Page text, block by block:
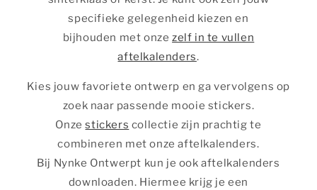
specifieke gelegenheid kiezen en
bijhouden met onzezelf in te vullen
aftelkalenders.
Kies jouw favoriete ontwerp en ga vervolgens op
zoek naar passende mooie stickers.
Onzestickers collectie zijn prachtig te
combineren met onze aftelkalenders.
Bij Nynke Ontwerpt kun je ook aftelkalenders
downloaden. Hiermee krijg je een